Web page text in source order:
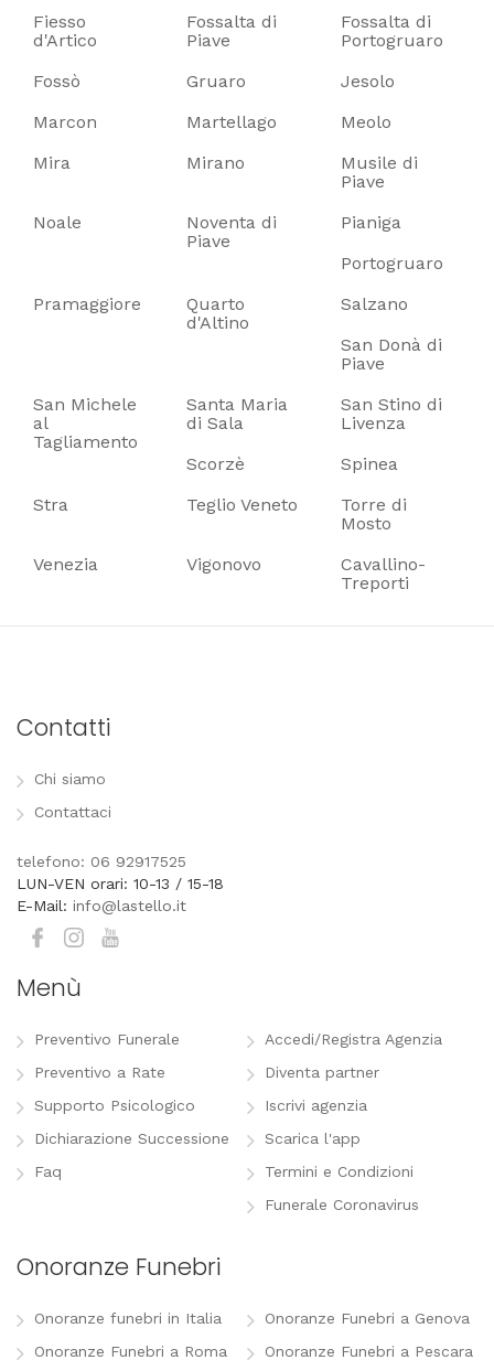
Fiesso
d'Artico
Fossalta di
Piave
Fossalta di
Portogruaro
Fossò
Gruaro
Jesolo
Marcon
Martellago
Meolo
Mira
Mirano
Musile di
Piave
Noale
Noventa di
Piave
Pianiga
Portogruaro
Pramaggiore
Quarto
d'Altino
Salzano
San Donà di
Piave
San Michele
al
Tagliamento
Santa Maria
di Sala
San Stino di
Livenza
Scorzè
Spinea
Stra
Teglio Veneto
Torre di
Mosto
Venezia
Vigonovo
Cavallino-
Treporti
Contatti
Chi siamo
Contattaci
telefono: 06 92917525
LUN-VEN orari: 10-13 / 15-18
E-Mail: info@lastello.it
Menù
Preventivo Funerale
Preventivo a Rate
Supporto Psicologico
Dichiarazione Successione
Faq
Accedi/Registra Agenzia
Diventa partner
Iscrivi agenzia
Scarica l'app
Termini e Condizioni
Funerale Coronavirus
Onoranze Funebri
Onoranze funebri in Italia
Onoranze Funebri a Roma
Onoranze Funebri a Genova
Onoranze Funebri a Pescara